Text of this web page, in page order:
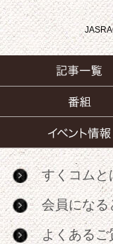
すくコムと
会員になる
よくあるご